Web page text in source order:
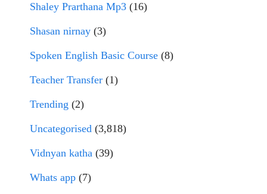
Shaley Prarthana Mp3 (16)
Shasan nirnay (3)
Spoken English Basic Course (8)
Teacher Transfer (1)
Trending (2)
Uncategorised (3,818)
Vidnyan katha (39)
Whats app (7)